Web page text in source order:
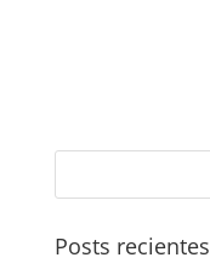
Posts recientes